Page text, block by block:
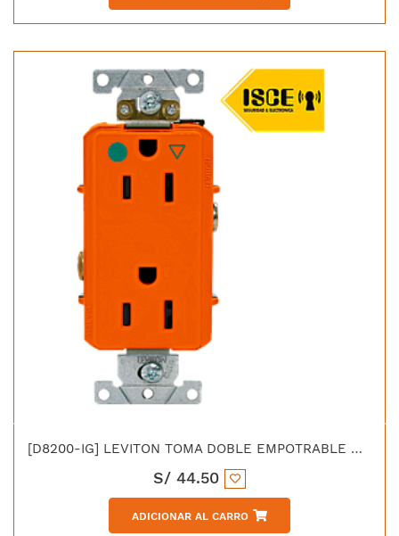
[D8200-IG] LEVITON TOMA DOBLE EMPOTRABLE DECORA GRADO HOSPITALARIO TIERAA AISLADA 2X15A 125V ANARANJADO
S/ 44.50
ADICIONAR AL CARRO